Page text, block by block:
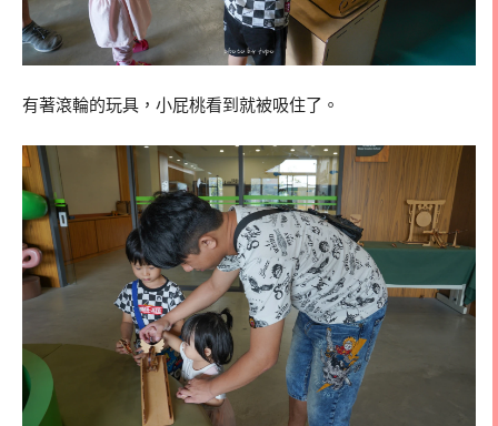
有著滾輪的玩具，小屁桃看到就被吸住了。